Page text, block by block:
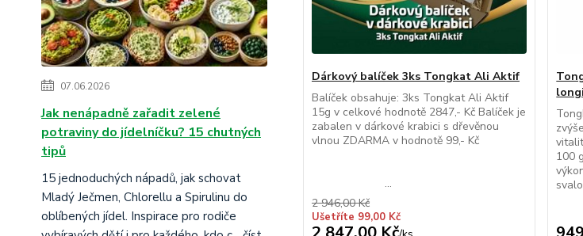
07.06.2026
Jak nenápadně zařadit zelené
potraviny do jídelníčku? 15 chutných
tipů
15 jednoduchých nápadů, jak schovat
Mladý Ječmen, Chlorellu a Spirulinu do
oblíbených jídel. Inspirace pro rodiče
Dárkový balíček 3ks Tongkat Ali Aktif
Balíček obsahuje: 3ks Tongkat Ali Aktif
15g v celkové hodnotě 2847,- Kč Balíček je
zabalen v dárkové krabici s dřevěnou
vlnou ZDARMA v hodnotě 99,- Kč
...
2 946,00 Kč
Ušetříte 99,00 Kč
100